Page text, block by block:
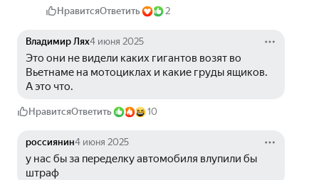
НравитсяОтветить 2
Владимир Лях4 июня 2025
Это они не видели каких гигантов возят во
Вьетнаме на мотоциклах и какие груды ящиков.
А это что.
НравитсяОтветить 10
россиянин4 июня 2025
у нас бы за переделку автомобиля влупили бы
штраф